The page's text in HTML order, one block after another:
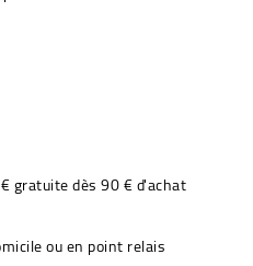
gratuite dès 90 € d'achat
ou en point relais